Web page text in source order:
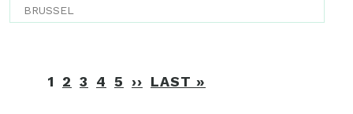
BRUSSEL
Paginering
1 2 3 4 5 ›› VOLGENDE
LAST »